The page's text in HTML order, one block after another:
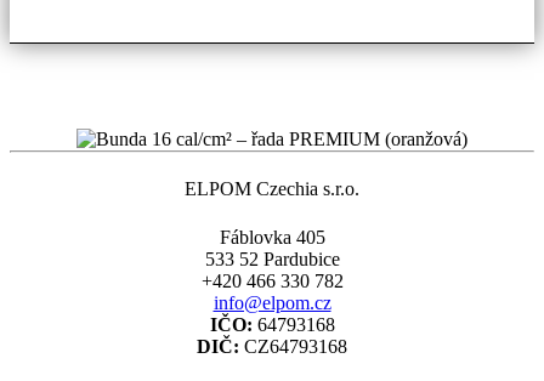
vybrat
ELPOM Czechia s.r.o.
Fáblovka 405
533 52 Pardubice
+420 466 330 782
info@elpom.cz
IČO: 64793168
DIČ: CZ64793168